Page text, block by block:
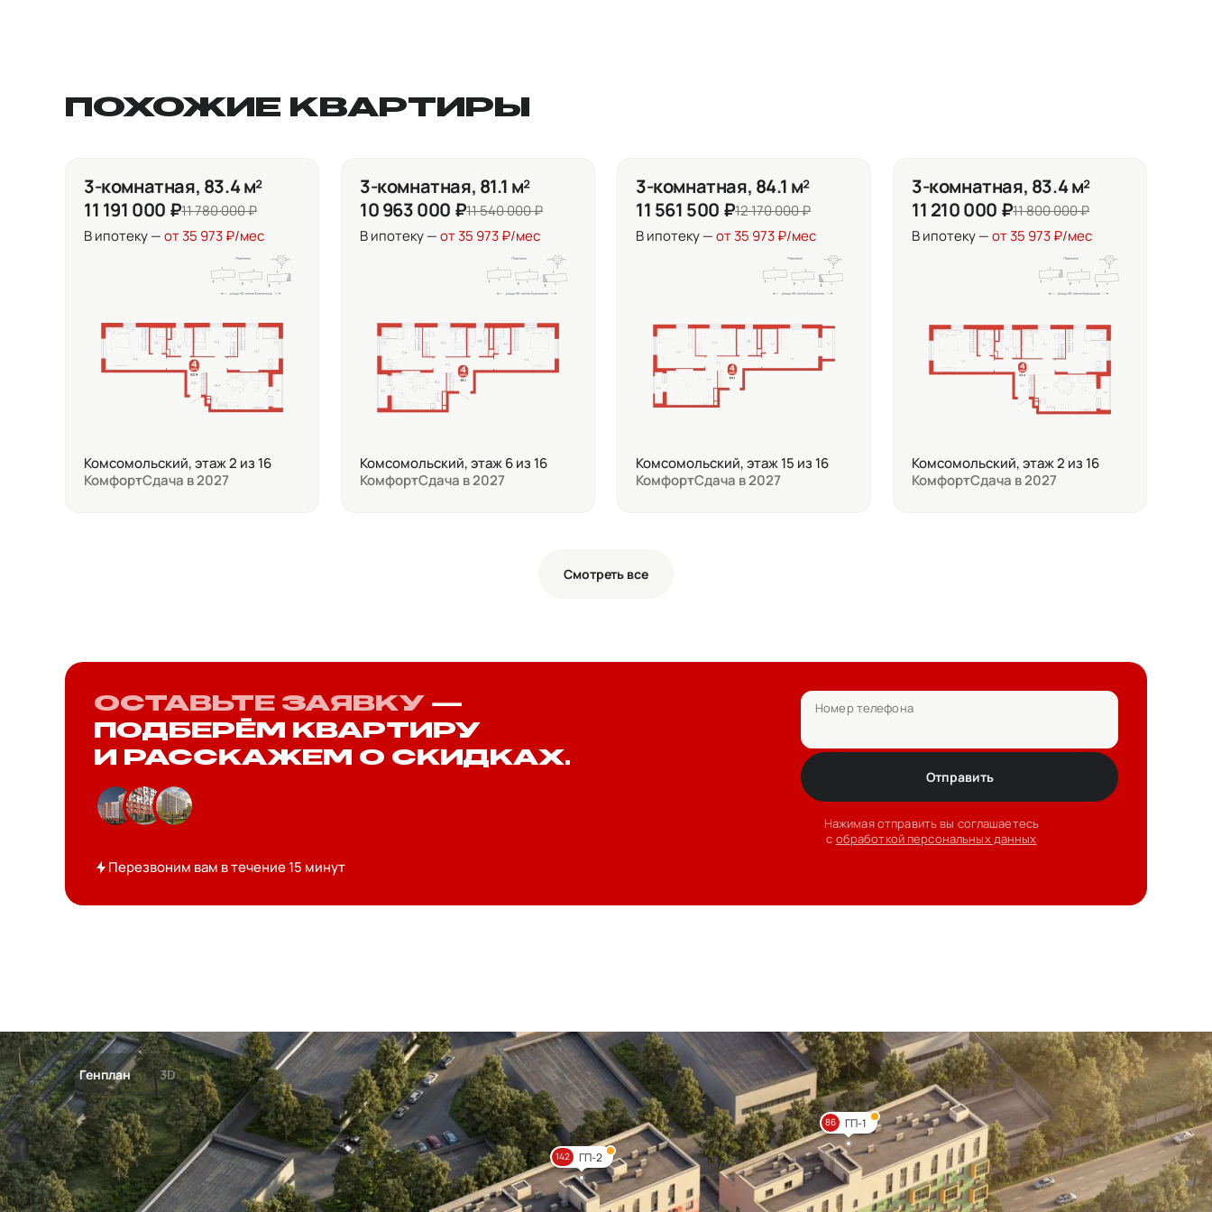
ПОХОЖИЕ КВАРТИРЫ
3-комнатная, 83.4 м²
11 191 000 ₽11 780 000 ₽
В ипотеку —от 35 973 ₽/мес
Комсомольский, этаж 2 из 16
КомфортСдача в 2027
3-комнатная, 81.1 м²
10 963 000 ₽11 540 000 ₽
В ипотеку —от 35 973 ₽/мес
Комсомольский, этаж 6 из 16
КомфортСдача в 2027
3-комнатная, 84.1 м²
11 561 500 ₽12 170 000 ₽
В ипотеку —от 35 973 ₽/мес
Комсомольский, этаж 15 из 16
КомфортСдача в 2027
3-комнатная, 83.4 м²
11 210 000 ₽11 800 000 ₽
В ипотеку —от 35 973 ₽/мес
Комсомольский, этаж 2 из 16
КомфортСдача в 2027
Смотреть все
ОСТАВЬТЕ ЗАЯВКУ —
ПОДБЕРЁМ КВАРТИРУ
И РАССКАЖЕМ О СКИДКАХ.
Перезвоним вам в течение 15 минут
Номер телефона
Отправить
Нажимая отправить вы соглашаетесь
с обработкой персональных данных
Генплан 3D
86 ГП-1
142 ГП-2